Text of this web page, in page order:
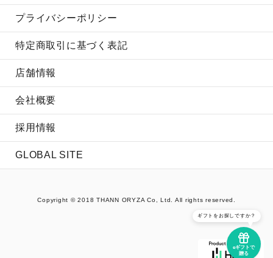
プライバシーポリシー
特定商取引に基づく表記
店舗情報
会社概要
採用情報
GLOBAL SITE
Copyright © 2018 THANN ORYZA Co, Ltd. All rights reserved.
eギフトで
贈る
ギフトをお探しですか？